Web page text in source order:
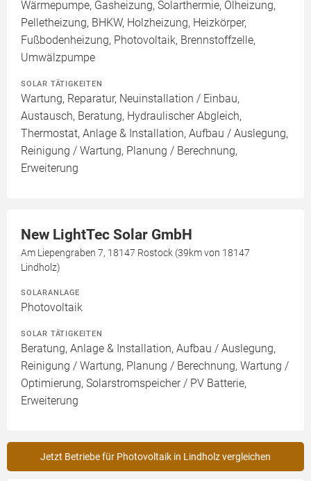
Wärmepumpe, Gasheizung, Solarthermie, Ölheizung,
Pelletheizung, BHKW, Holzheizung, Heizkörper,
Fußbodenheizung, Photovoltaik, Brennstoffzelle,
Umwälzpumpe
SOLAR TÄTIGKEITEN
Wartung, Reparatur, Neuinstallation / Einbau,
Austausch, Beratung, Hydraulischer Abgleich,
Thermostat, Anlage & Installation, Aufbau / Auslegung,
Reinigung / Wartung, Planung / Berechnung,
Erweiterung
New LightTec Solar GmbH
Am Liepengraben 7, 18147 Rostock (39km von 18147
Lindholz)
SOLARANLAGE
Photovoltaik
SOLAR TÄTIGKEITEN
Beratung, Anlage & Installation, Aufbau / Auslegung,
Reinigung / Wartung, Planung / Berechnung, Wartung /
Optimierung, Solarstromspeicher / PV Batterie,
Erweiterung
Jetzt Betriebe für Photovoltaik in Lindholz vergleichen